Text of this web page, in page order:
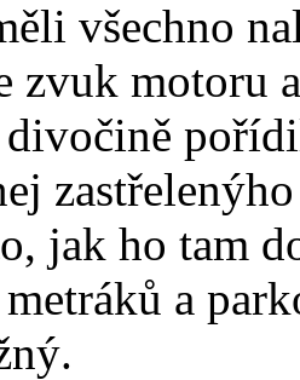
všechno
zvuk motoru
jak ho tam
a